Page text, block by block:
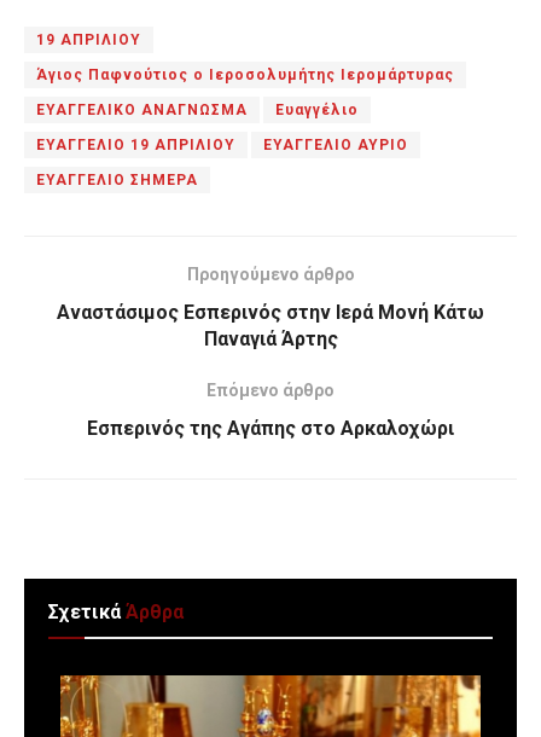
19 ΑΠΡΙΛΙΟΥ
Άγιος Παφνούτιος ο Ιεροσολυμήτης Ιερομάρτυρας
ΕΥΑΓΓΕΛΙΚΟ ΑΝΑΓΝΩΣΜΑ Ευαγγέλιο
ΕΥΑΓΓΕΛΙΟ 19 ΑΠΡΙΛΙΟΥ ΕΥΑΓΓΕΛΙΟ ΑΥΡΙΟ
ΕΥΑΓΓΕΛΙΟ ΣΗΜΕΡΑ
Προηγούμενο άρθρο
Αναστάσιμος Εσπερινός στην Ιερά Μονή Κάτω
Παναγιά Άρτης
Επόμενο άρθρο
Εσπερινός της Αγάπης στο Αρκαλοχώρι
ΣχετικάΆρθρα